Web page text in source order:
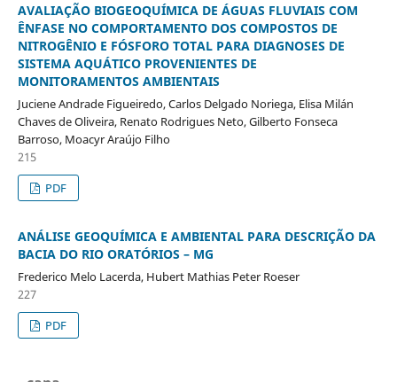
AVALIAÇÃO BIOGEOQUÍMICA DE ÁGUAS FLUVIAIS COM
ÊNFASE NO COMPORTAMENTO DOS COMPOSTOS DE
NITROGÊNIO E FÓSFORO TOTAL PARA DIAGNOSES DE
SISTEMA AQUÁTICO PROVENIENTES DE
MONITORAMENTOS AMBIENTAIS
Juciene Andrade Figueiredo, Carlos Delgado Noriega, Elisa Milán
Chaves de Oliveira, Renato Rodrigues Neto, Gilberto Fonseca
Barroso, Moacyr Araújo Filho
215
PDF
ANÁLISE GEOQUÍMICA E AMBIENTAL PARA DESCRIÇÃO DA
BACIA DO RIO ORATÓRIOS – MG
Frederico Melo Lacerda, Hubert Mathias Peter Roeser
227
PDF